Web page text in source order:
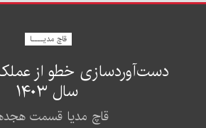
قاچ مدیــــا
دست‌آوردسازی خطو از
سال ۱۴۰۳
قاچ مدیا قسمت